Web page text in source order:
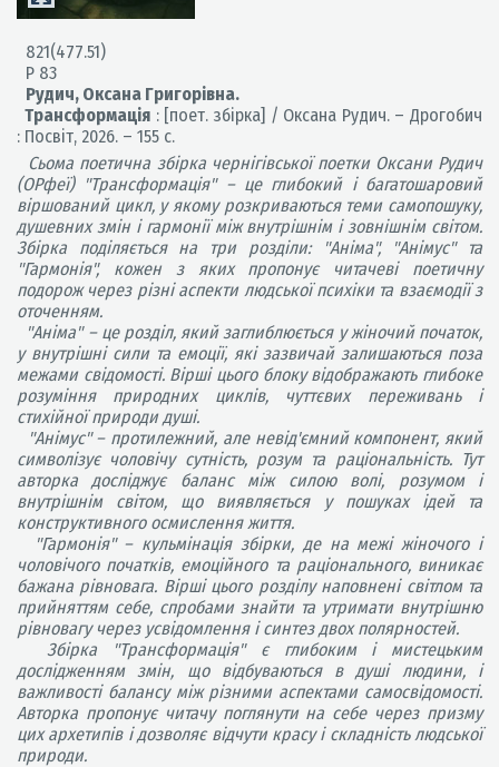
821(477.51)
Р 83
Рудич, Оксана Григорівна.
Трансформація : [поет. збірка] / Оксана Рудич. – Дрогобич
: Посвіт, 2026. – 155 с.
Сьома поетична збірка чернігівської поетки Оксани Рудич
(ОРфеї) "Трансформація" – це глибокий і багатошаровий
віршований цикл, у якому розкриваються теми самопошуку,
душевних змін і гармонії між внутрішнім і зовнішнім світом.
Збірка поділяється на три розділи: "Аніма", "Анімус" та
"Гармонія", кожен з яких пропонує читачеві поетичну
подорож через різні аспекти людської психіки та взаємодії з
оточенням.
"Аніма" – це розділ, який заглиблюється у жіночий початок,
у внутрішні сили та емоції, які зазвичай залишаються поза
межами свідомості. Вірші цього блоку відображають глибоке
розуміння природних циклів, чуттєвих переживань і
стихійної природи душі.
"Анімус" – протилежний, але невід'ємний компонент, який
символізує чоловічу сутність, розум та раціональність. Тут
авторка досліджує баланс між силою волі, розумом і
внутрішнім світом, що виявляється у пошуках ідей та
конструктивного осмислення життя.
"Гармонія" – кульмінація збірки, де на межі жіночого і
чоловічого початків, емоційного та раціонального, виникає
бажана рівновага. Вірші цього розділу наповнені світлом та
прийняттям себе, спробами знайти та утримати внутрішню
рівновагу через усвідомлення і синтез двох полярностей.
Збірка "Трансформація" є глибоким і мистецьким
дослідженням змін, що відбуваються в душі людини, і
важливості балансу між різними аспектами самосвідомості.
Авторка пропонує читачу поглянути на себе через призму
цих архетипів і дозволяє відчути красу і складність людської
природи.